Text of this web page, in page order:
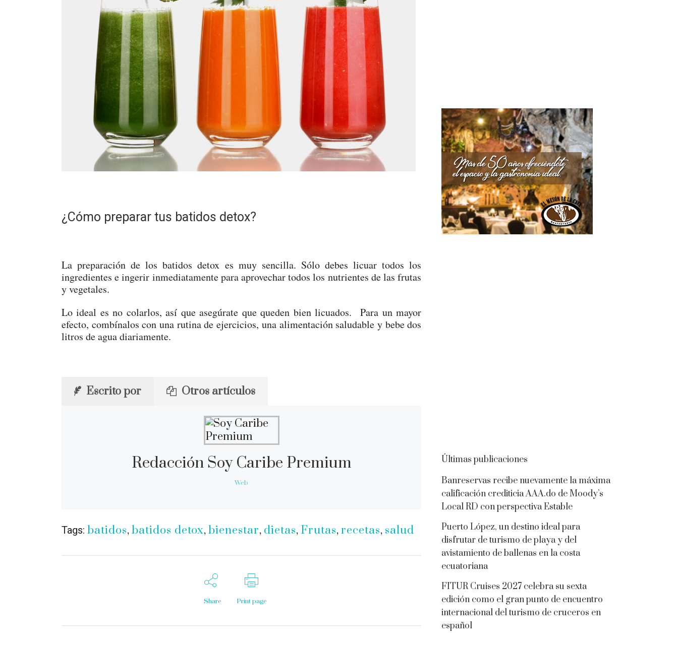
¿Cómo preparar tus batidos detox?
La preparación de los batidos detox es muy sencilla. Sólo debes licuar todos los
ingredientes e ingerir inmediatamente para aprovechar todos los nutrientes de las frutas
y vegetales.
Lo ideal es no colarlos, así que asegúrate que queden bien licuados. Para un mayor
efecto, combínalos con una rutina de ejercicios, una alimentación saludable y bebe dos
litros de agua diariamente.
Escrito por Otros artículos
Redacción Soy Caribe Premium
Web
Tags: batidos,batidos detox,bienestar, dietas, Frutas,recetas, salud
Share Print page
Últimas publicaciones
Banreservas recibe nuevamente la máxima
calificación crediticia AAA.do de Moody’s
Local RD con perspectiva Estable
Puerto López, un destino ideal para
disfrutar de turismo de playa y del
avistamiento de ballenas en la costa
ecuatoriana
FITUR Cruises 2027 celebra su sexta
edición como el gran punto de encuentro
internacional del turismo de cruceros en
español